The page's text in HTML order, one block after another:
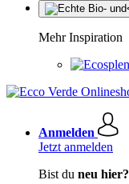
Mehr Inspiration
Anmelden
Jetzt anmelden
Bist du neu hier?